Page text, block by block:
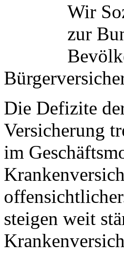
Wir
zur
Die Defizite
Versicherung
im
steigen weit